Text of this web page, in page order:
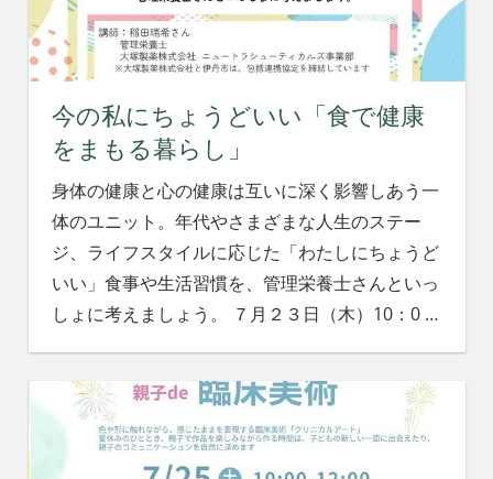
今の私にちょうどいい「食で健康
をまもる暮らし」
身体の健康と心の健康は互いに深く影響しあう一
体のユニット。年代やさまざまな人生のステー
ジ、ライフスタイルに応じた「わたしにちょうど
いい」食事や生活習慣を、管理栄養士さんといっ
しょに考えましょう。 ７月２３日（木）10：0 …